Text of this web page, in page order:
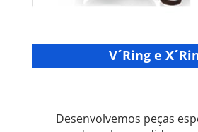
V´Ring e
Desenvolvemos peças